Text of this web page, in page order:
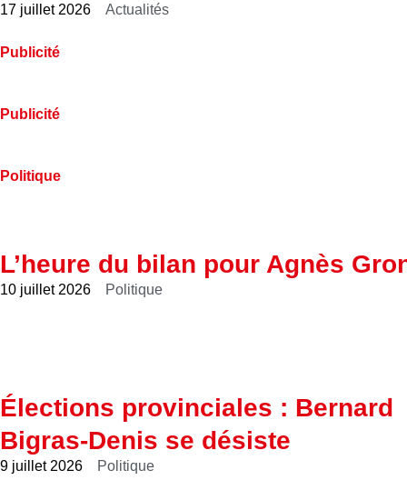
17 juillet 2026 Actualités
Publicité
Publicité
Politique
L’heure du bilan pour Agnès
10 juillet 2026 Politique
Élections provinciales : Bernard
Bigras-Denis se désiste
9 juillet 2026 Politique